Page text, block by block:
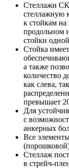
Стеллажи
стеллажную
к стойкам на
продольном
стойки
Стойка
а также
количество
как слева,
превышает
Для
с
анкерных
Все
Стеллаж
в стрейч-